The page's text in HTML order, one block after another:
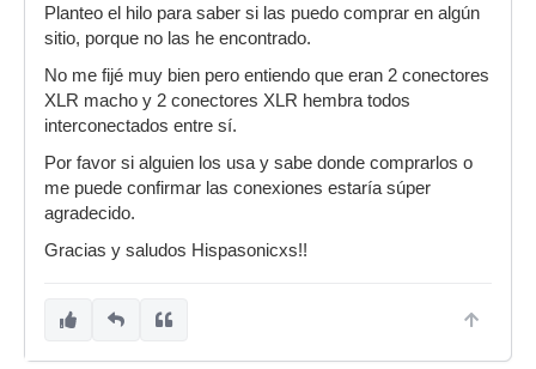
Planteo el hilo para saber si las puedo comprar en algún
sitio, porque no las he encontrado.
No me fijé muy bien pero entiendo que eran 2 conectores
XLR macho y 2 conectores XLR hembra todos
interconectados entre sí.
Por favor si alguien los usa y sabe donde comprarlos o
me puede confirmar las conexiones estaría súper
agradecido.
Gracias y saludos Hispasonicxs!!